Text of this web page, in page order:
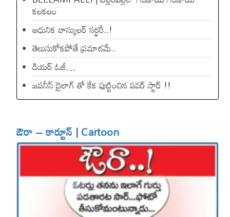
కలకలం
ఆధునిక వాస్కులర్ సర్జరీ..!
తెలుసుకోకపోతే ప్రమాదమే..
డియ‌ర్ ఓజీ…
జపనీస్ డైలాగ్ తో కేక పుట్టించిన ప‌వ‌ర్ స్టార్ !!
ఔరా – కార్టూన్ | Cartoon